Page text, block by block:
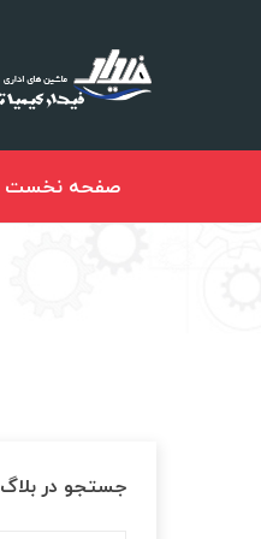
صفحه نخست
جستجو در بلاگ